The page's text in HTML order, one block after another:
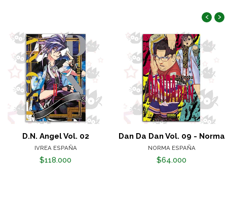
D.N. Angel Vol. 02
IVREA ESPAÑA
$118.000
Dan Da Dan Vol. 09 - Norma
NORMA ESPAÑA
$64.000
‹ ›